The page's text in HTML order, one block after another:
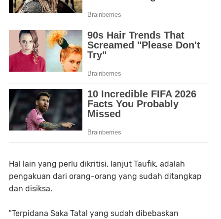
Hal lain yang perlu dikritisi, lanjut Taufik, adalah
pengakuan dari orang-orang yang sudah ditangkap
dan disiksa.
"Terpidana Saka Tatal yang sudah dibebaskan